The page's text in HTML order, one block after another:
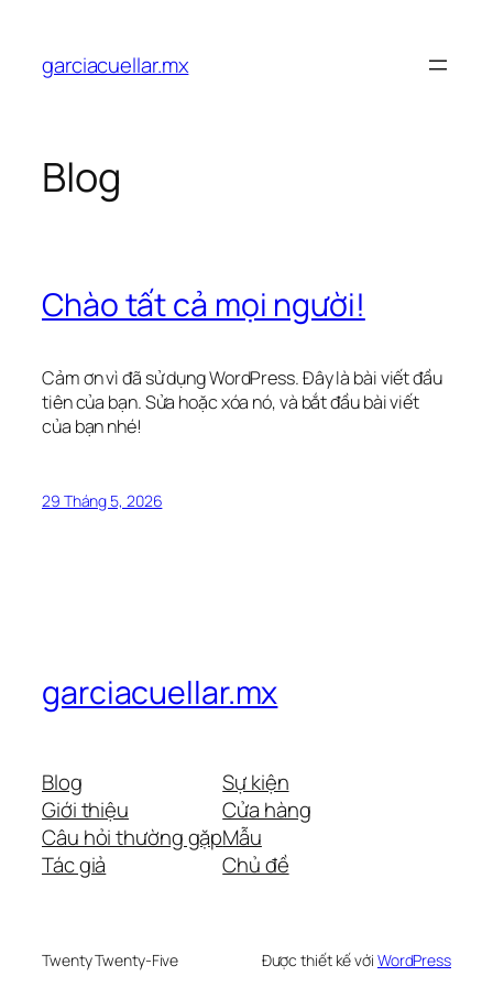
phầngarciacuellar.mx
Blog
Chào tất cả mọi người!
Cảm ơn vì đã sử dụng WordPress. Đây là bài viết đầu
tiên của bạn. Sửa hoặc xóa nó, và bắt đầu bài viết
của bạn nhé!
29 Tháng 5, 2026
garciacuellar.mx
Blog
Giới thiệu
Câu hỏi thường gặp
Tác giả
Sự kiện
Cửa hàng
Mẫu
Chủ đề
Twenty Twenty-Five Được thiết kế với WordPress